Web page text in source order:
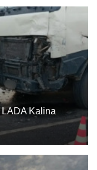
LADA Kalina